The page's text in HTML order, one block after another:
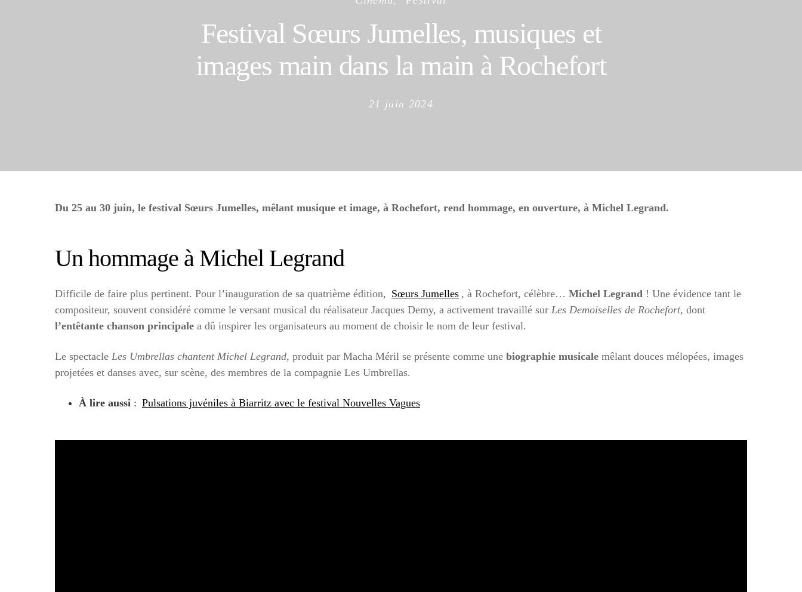
Festival Sœurs Jumelles, musiques et
images main dans la main à Rochefort
Posted
21 juin 2024
Du 25 au 30 juin, le festival Sœurs Jumelles, mêlant musique et image, à Rochefort, rend hommage, en ouverture, à Michel Legrand.
Un hommage à Michel Legrand
Difficile de faire plus pertinent. Pour l’inauguration de sa quatrième édition, Sœurs Jumelles , à Rochefort, célèbre… Michel Legrand ! Une évidence tant le
compositeur, souvent considéré comme le versant musical du réalisateur Jacques Demy, a activement travaillé sur Les Demoiselles de Rochefort, dont
l’entêtante chanson principale a dû inspirer les organisateurs au moment de choisir le nom de leur festival.
Le spectacle Les Umbrellas chantent Michel Legrand, produit par Macha Méril se présente comme une biographie musicale mêlant douces mélopées, images
projetées et danses avec, sur scène, des membres de la compagnie Les Umbrellas.
À lire aussi : Pulsations juvéniles à Biarritz avec le festival Nouvelles Vagues